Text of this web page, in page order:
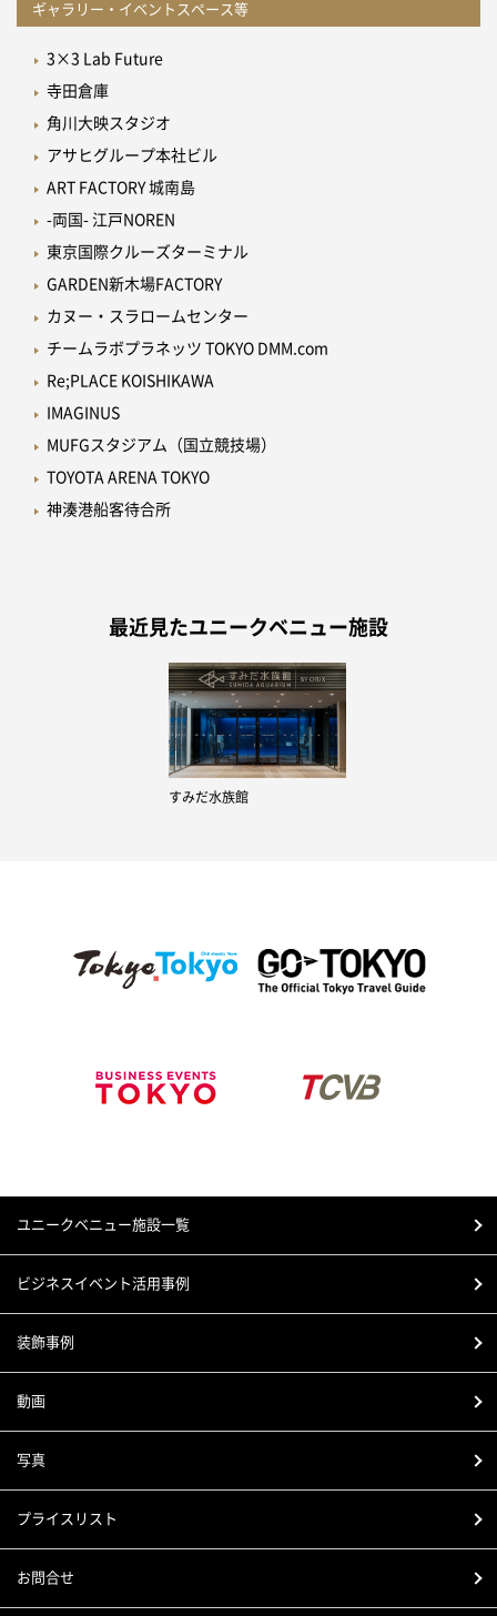
ギャラリー・イベントスペース等
3×3 Lab Future
寺田倉庫
角川大映スタジオ
アサヒグループ本社ビル
ART FACTORY 城南島
-両国- 江戸NOREN
東京国際クルーズターミナル
GARDEN新木場FACTORY
カヌー・スラロームセンター
チームラボプラネッツ TOKYO DMM.com
Re;PLACE KOISHIKAWA
IMAGINUS
MUFGスタジアム（国立競技場）
TOYOTA ARENA TOKYO
神湊港船客待合所
最近見たユニークベニュー施設
すみだ水族館
ユニークベニュー施設一覧
ビジネスイベント活用事例
装飾事例
動画
写真
プライスリスト
お問合せ